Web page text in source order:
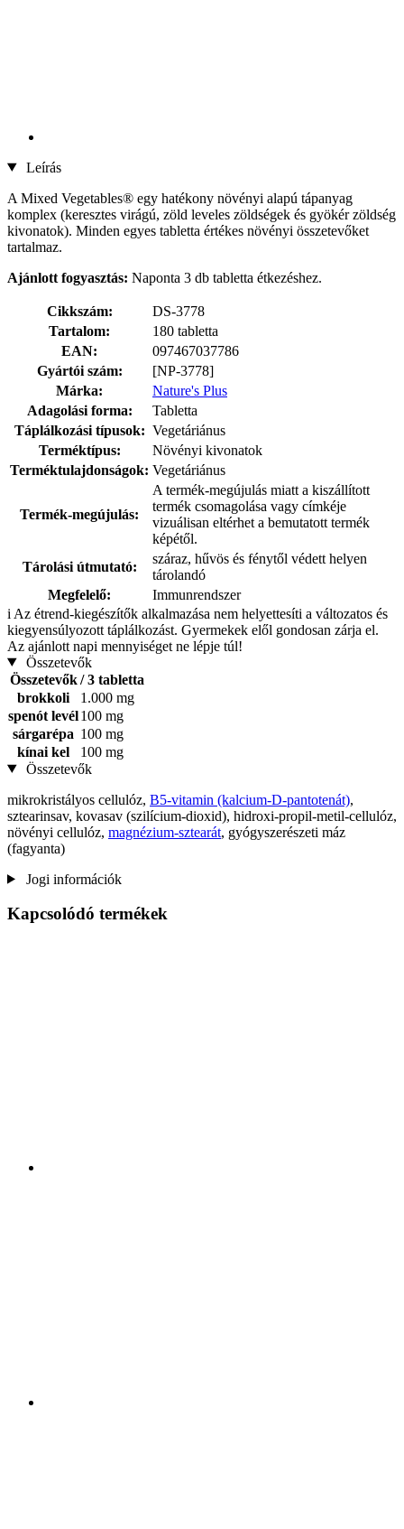
Leírás
A Mixed Vegetables® egy hatékony növényi alapú tápanyag
komplex (keresztes virágú, zöld leveles zöldségek és gyökér zöldség
kivonatok). Minden egyes tabletta értékes növényi összetevőket
tartalmaz.
Ajánlott fogyasztás: Naponta 3 db tabletta étkezéshez.
Cikkszám:
DS-3778
Tartalom:
180 tabletta
EAN:
097467037786
Gyártói szám:
[NP-3778]
Márka:
Nature's Plus
Adagolási forma:
Tabletta
Táplálkozási típusok: Vegetáriánus
Terméktípus:
Növényi kivonatok
Terméktulajdonságok: Vegetáriánus
Termék-megújulás:
A termék-megújulás miatt a kiszállított
termék csomagolása vagy címkéje
vizuálisan eltérhet a bemutatott termék
képétől.
Tárolási útmutató:
száraz, hűvös és fénytől védett helyen
tárolandó
Megfelelő:
Immunrendszer
i Az étrend-kiegészítők alkalmazása nem helyettesíti a változatos és
kiegyensúlyozott táplálkozást. Gyermekek elől gondosan zárja el.
Az ajánlott napi mennyiséget ne lépje túl!
Összetevők
Összetevők / 3 tabletta
brokkoli
1.000 mg
spenót levél100 mg
sárgarépa 100 mg
kínai kel
100 mg
Összetevők
mikrokristályos cellulóz, B5-vitamin (kalcium-D-pantotenát),
sztearinsav, kovasav (szilícium-dioxid), hidroxi-propil-metil-cellulóz,
növényi cellulóz, magnézium-sztearát, gyógyszerészeti máz
(fagyanta)
Jogi információk
Kapcsolódó termékek